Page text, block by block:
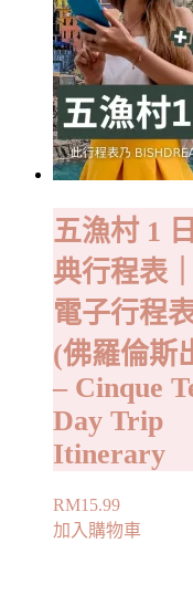
五漁村 1
典行程表
電子行程
(佛羅倫斯
– Cinque
Day Trip
Itinerary
RM15.99
加入購物車